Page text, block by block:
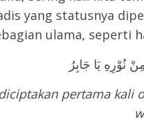
yang statusnya
ulama, seperti
نُوْرِهِ يَا جَابِرُ
pertama kali